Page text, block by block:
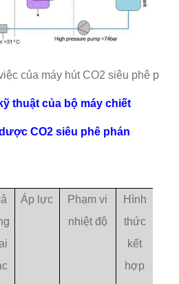
của máy hút CO2 siêu phê phán
thuật của bộ máy chiết
CO2 siêu phê phán
Áp lực
Phạm vi
nhiệt độ
Hình
thức
kết
hợp